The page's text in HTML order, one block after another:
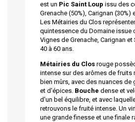
est un Pic Saint Loup issu des
Grenache (50%), Carignan (30%)
Les Métairies du Clos
quintessence du Domaine issue
Vignes de Grenache, Carignan et
40 à 60 ans.
Métairies du Closrouge
intense sur des arômes de fruits
bien mûrs, avec des nuances de
et d'épices. Bouche dense et
d'un bel équilibre, et avec
retrouvons le fruité intense. Un
une grande finesse et une finale